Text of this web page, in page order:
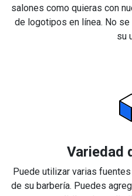
salones como quieras con
de logotipos en línea. No
su
Variedad
Puede utilizar varias
de su barbería. Puedes